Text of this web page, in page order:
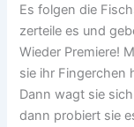
Es folgen die
zerteile es und
Wieder Premiere!
sie ihr Fingerchen
Dann wagt sie
dann probiert sie